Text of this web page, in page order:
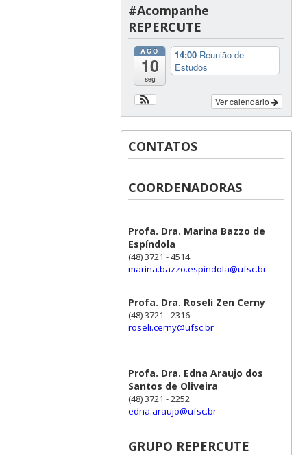
#Acompanhe
REPERCUTE
AGO
10
seg
14:00 Reunião de
Estudos
Ver calendário
CONTATOS
COORDENADORAS
Profa. Dra. Marina Bazzo de
Espíndola
(48) 3721 - 4514
marina.bazzo.espindola@ufsc.br
Profa. Dra. Roseli Zen Cerny
(48) 3721 - 2316
roseli.cerny@ufsc.br
Profa. Dra. Edna Araujo dos
Santos de Oliveira
(48) 3721 - 2252
edna.araujo@ufsc.br
GRUPO REPERCUTE